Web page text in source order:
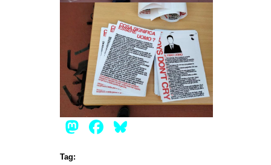
MEDIO ORIENTE
MONDO
EVENTI
in
Mastodon
Facebook
Tag: